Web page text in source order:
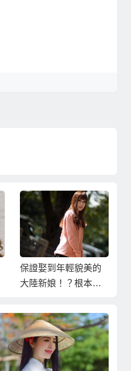
保證娶到年輕貌美的
大陸新娘！？根本都
術！